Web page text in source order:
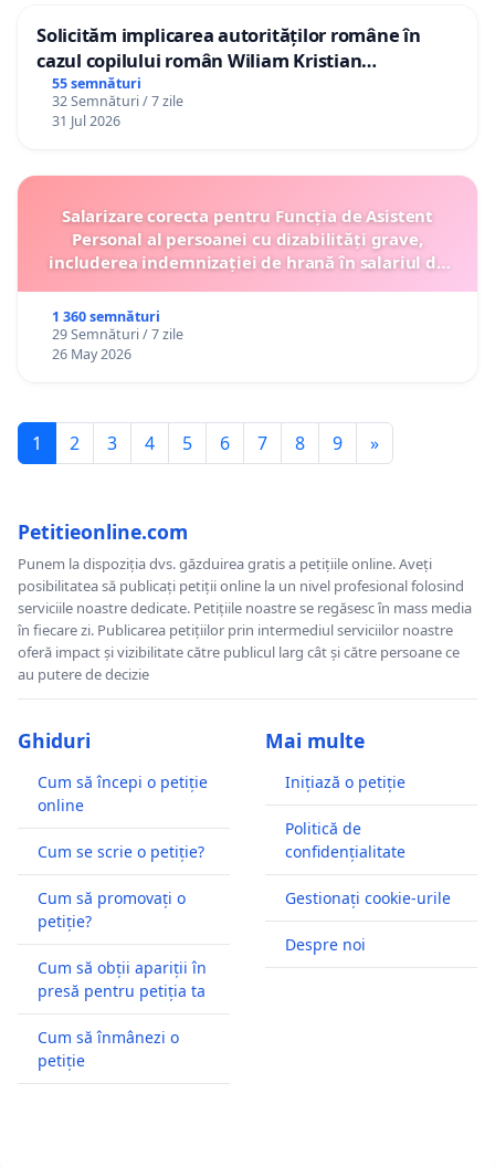
Solicităm implicarea autorităților române în
cazul copilului român Wiliam Kristian
Gheorghe, aflat în plasament în Danemarca de
12 ani
55 semnături
32 Semnături / 7 zile
31 Jul 2026
Salarizare corecta pentru Funcția de Asistent
Personal al persoanei cu dizabilități grave,
includerea indemnizației de hrană în salariul de
1 360 semnături
29 Semnături / 7 zile
26 May 2026
1 2 3 4 5 6 7 8 9 »
Petitieonline.com
Punem la dispoziția dvs. găzduirea gratis a petițiile online. Aveți
posibilitatea să publicați petiții online la un nivel profesional folosind
serviciile noastre dedicate. Petițiile noastre se regăsesc în mass media
în fiecare zi. Publicarea petițiilor prin intermediul serviciilor noastre
oferă impact și vizibilitate către publicul larg cât și către persoane ce
au putere de decizie
Ghiduri
Cum să începi o petiție
online
Cum se scrie o petiție?
Cum să promovați o
petiție?
Cum să obții apariții în
presă pentru petiția ta
Cum să înmânezi o
petiție
Mai multe
Inițiază o petiție
Politică de
confidențialitate
Gestionați cookie-urile
Despre noi